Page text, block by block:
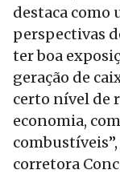
destaca como
perspectivas
ter boa
geração de
certo nível de
economia,
corretora